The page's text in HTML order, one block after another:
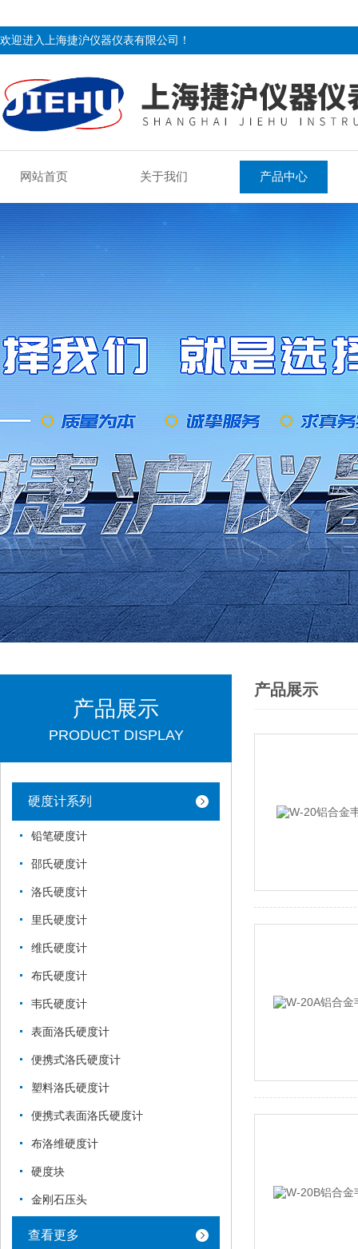
欢迎进入上海捷沪仪器仪表有限公司！
网站首页 关于我们 产品中心
产品展示
PRODUCT DISPLAY
硬度计系列
铅笔硬度计
邵氏硬度计
洛氏硬度计
里氏硬度计
维氏硬度计
布氏硬度计
韦氏硬度计
表面洛氏硬度计
便携式洛氏硬度计
塑料洛氏硬度计
便携式表面洛氏硬度计
布洛维硬度计
硬度块
金刚石压头
查看更多
产品展示